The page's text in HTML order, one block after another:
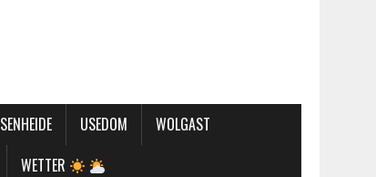
USEDOM
WOLGAST
WETTER